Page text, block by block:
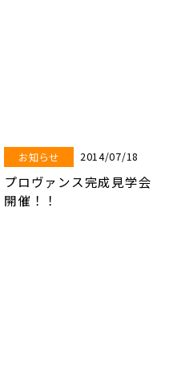
お知らせ 2014/07/18
プロヴァンス完成見学会
開催！！